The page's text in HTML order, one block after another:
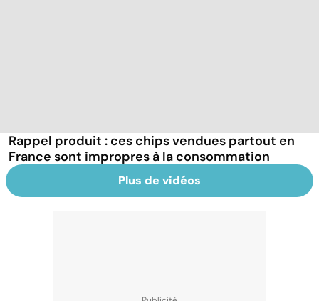
Rappel produit : ces chips vendues partout en
France sont impropres à la consommation
Plus de vidéos